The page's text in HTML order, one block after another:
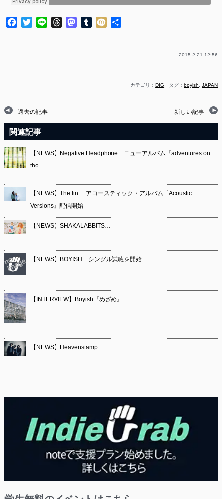
Facebook
TwitterLine ThreadsMastodon
Tumblr
Mixi
2015.2.21 12:56
カテゴリ：DIG タグ：boyish ,JAPAN
過去の記事 新しい記事
関連記事
【NEWS】Negative Headphone ニューアルバム『adventures on
the…
【NEWS】The fin. アコースティック・アルバム『Acoustic
Versions』配信開始
【NEWS】SHAKALABBITS…
【NEWS】BOYISH シングル試聴を開始
【INTERVIEW】Boyish『めざめ』
【NEWS】Heavenstamp…